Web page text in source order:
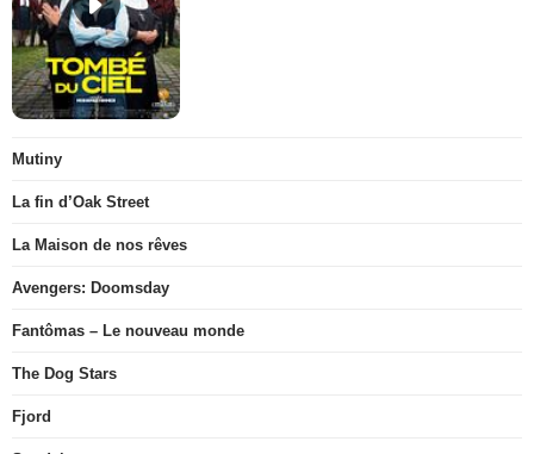
Mutiny
La fin d’Oak Street
La Maison de nos rêves
Avengers: Doomsday
Fantômas – Le nouveau monde
The Dog Stars
Fjord